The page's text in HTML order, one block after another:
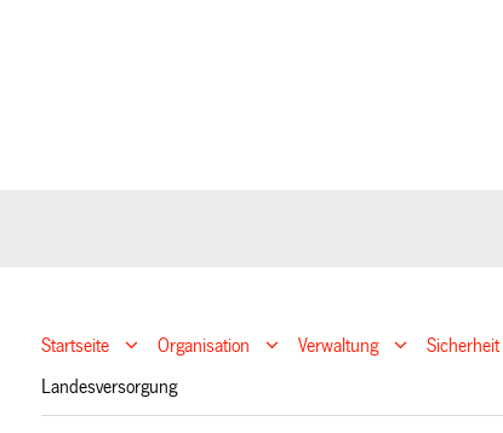
Startseite Organisation Verwaltung
Landesversorgung